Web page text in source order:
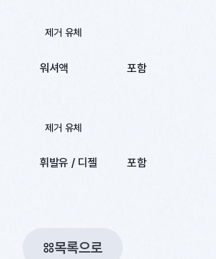
제거 유체
워셔액 포함
제거 유체
휘발유 / 디젤 포함
목록으로